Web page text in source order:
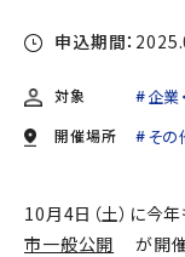
申込期間：
対象 企業
開催場所 そ
10月4日（土）に今
市一般公開
が開